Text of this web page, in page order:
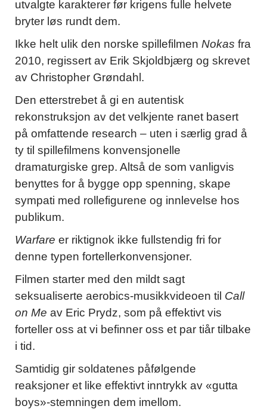
utvalgte karakterer før krigens fulle helvete
bryter løs rundt dem.
Ikke helt ulik den norske spillefilmen Nokas fra
2010, regissert av Erik Skjoldbjærg og skrevet
av Christopher Grøndahl.
Den etterstrebet å gi en autentisk
rekonstruksjon av det velkjente ranet basert
på omfattende research – uten i særlig grad å
ty til spillefilmens konvensjonelle
dramaturgiske grep. Altså de som vanligvis
benyttes for å bygge opp spenning, skape
sympati med rollefigurene og innlevelse hos
publikum.
Warfare er riktignok ikke fullstendig fri for
denne typen fortellerkonvensjoner.
Filmen starter med den mildt sagt
seksualiserte aerobics-musikkvideoen til Call
on Me av Eric Prydz, som på effektivt vis
forteller oss at vi befinner oss et par tiår tilbake
i tid.
Samtidig gir soldatenes påfølgende
reaksjoner et like effektivt inntrykk av «gutta
boys»-stemningen dem imellom.